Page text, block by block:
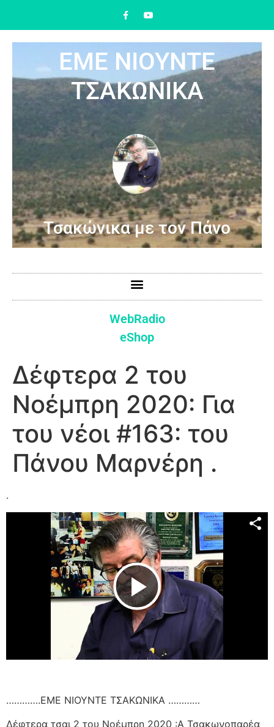
ΕΜΕ ΝΙΟΥΝΤΕ
ΤΣΑΚΩΝΙΚΑ
Τσακώνικα με τον Πάνο
WebRadio
eShop
Δέφτερα 2 του
Νοέμπρη 2020: Για
του νέοι #163: του
Πάνου Μαρνέρη .
.
Play Video
………….ΕΜΕ ΝΙΟΥΝΤΕ ΤΣΑΚΩΝΙΚΑ …………
Δέφτερα τσαι 2 του Νοέμπρη 2020 :Α Τσακωνοπαρέα